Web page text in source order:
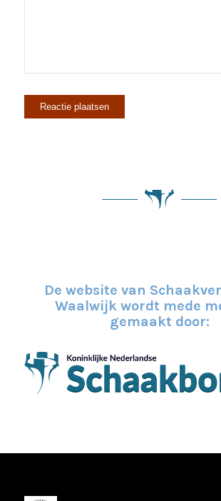
De website van
Waalwijk wordt mede
gemaakt door: